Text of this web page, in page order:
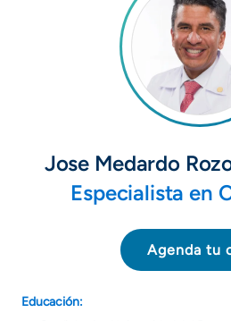
Jose Medardo
Especialista en
Agenda tu
Educación: